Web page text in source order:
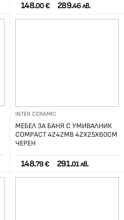
148.00 € 289.46 лв.
INTER CERAMIC
МЕБЕЛ ЗА БАНЯ С УМИВАЛНИК
COMPACT 4242MB 42X25X60СМ
ЧЕРЕН
148.79 € 291.01 лв.